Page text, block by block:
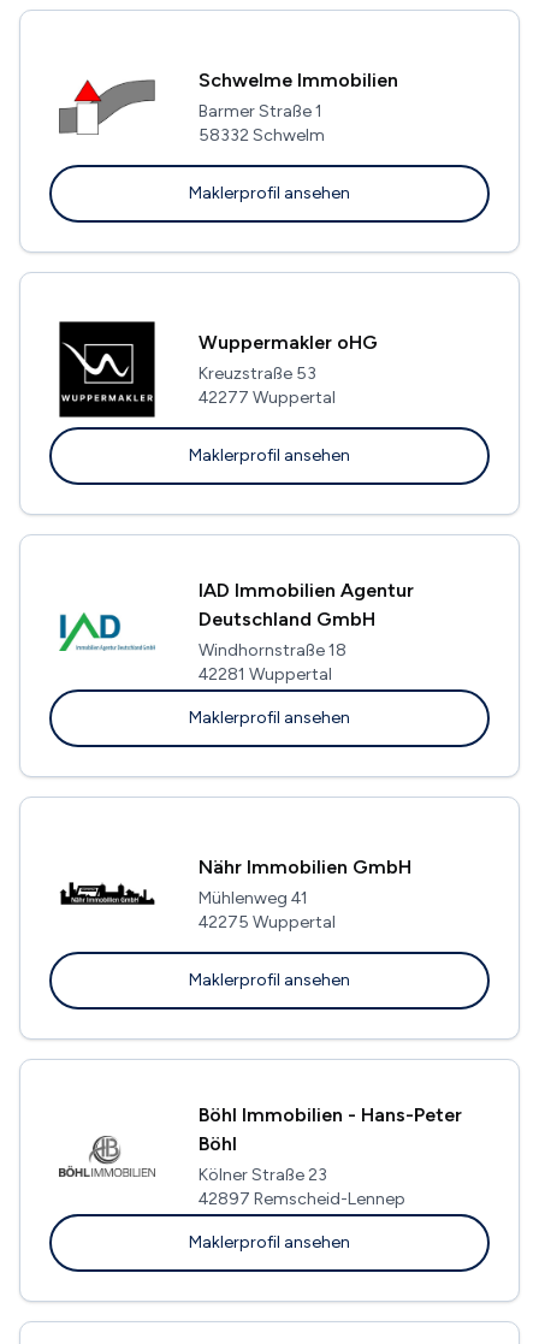
Schwelme Immobilien
Barmer Straße 1
58332 Schwelm
Maklerprofil ansehen
Wuppermakler oHG
Kreuzstraße 53
42277 Wuppertal
Maklerprofil ansehen
IAD Immobilien Agentur
Deutschland GmbH
Windhornstraße 18
42281 Wuppertal
Maklerprofil ansehen
Nähr Immobilien GmbH
Mühlenweg 41
42275 Wuppertal
Maklerprofil ansehen
Böhl Immobilien - Hans-Peter
Böhl
Kölner Straße 23
42897 Remscheid-Lennep
Maklerprofil ansehen